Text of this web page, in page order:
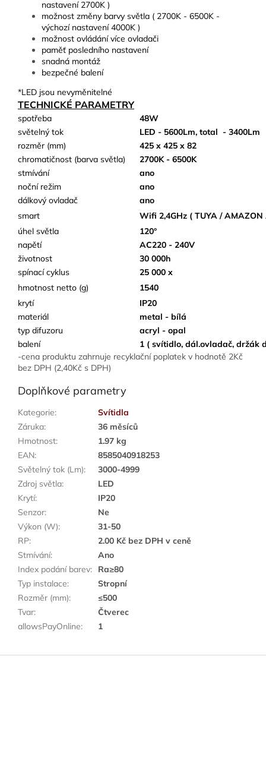
nastavení 2700K )
možnost změny barvy světla ( 2700K - 6500K -
výchozí nastavení 4000K )
možnost ovládání více ovladači
paměť posledního nastavení
snadná montáž
bezpečné balení
*LED jsou nevyměnitelné
TECHNICKÉ PARAMETRY
spotřeba
48W
světelný tok
LED - 5600Lm, total - 3400Lm
rozměr (mm)
425 x 425 x 82
chromatičnost (barva světla)
2700K - 6500K
stmívání
ano
noční režim
ano
dálkový ovladač
ano
smart
Wifi 2,4GHz ( TUYA / AMAZON
úhel světla
120°
napětí
AC220 - 240V
životnost
30 000h
spínací cyklus
25 000 x
hmotnost netto (g)
1540
krytí
IP20
materiál
metal - bílá
typ difuzoru
acryl - opal
balení
1 ( svítidlo, dál.ovladač, držák
-cena produktu zahrnuje recyklační poplatek v hodnotě 2Kč
bez DPH (2,40Kč s DPH)
Doplňkové parametry
Kategorie:
Svítidla
Záruka:
36 měsíců
Hmotnost:
1.97 kg
EAN:
8585040918253
Světelný tok (Lm):
3000-4999
Zdroj světla:
LED
Krytí:
IP20
Senzor:
Ne
Výkon (W):
31-50
RP:
2.00 Kč bez DPH v ceně
Stmívání:
Ano
Index podání barev:
Ra≥80
Typ instalace:
Stropní
Rozměr (mm):
≤500
Tvar:
Čtverec
allowsPayOnline: 1